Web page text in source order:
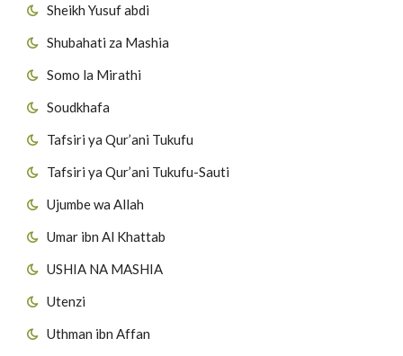
Sheikh Yusuf abdi
Shubahati za Mashia
Somo la Mirathi
Soudkhafa
Tafsiri ya Qur’ani Tukufu
Tafsiri ya Qur’ani Tukufu-Sauti
Ujumbe wa Allah
Umar ibn Al Khattab
USHIA NA MASHIA
Utenzi
Uthman ibn Affan